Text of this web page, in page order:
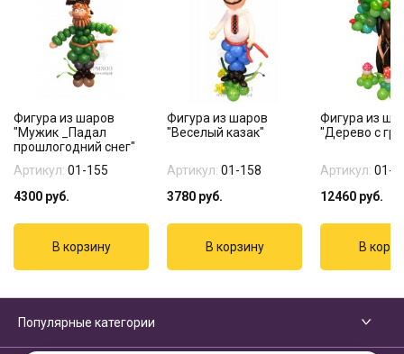
Фигура из шаров
"Мужик _Падал
прошлогодний снег"
Артикул: 01-155
4300 руб.
Фигура из шаров
"Веселый казак"
Артикул: 01-158
3780 руб.
Фигура из
"Дерево с
Артикул: 01-
12460 руб.
Популярные категории